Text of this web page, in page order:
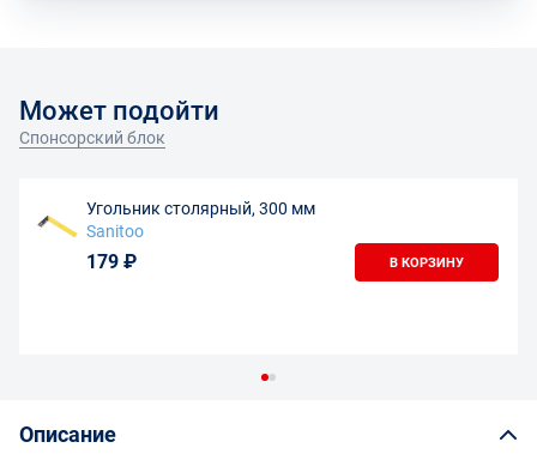
Может подойти
Спонсорский блок
Угольник столярный, 300 мм
Sanitoo
179 ₽ В КОРЗИНУ
Описание